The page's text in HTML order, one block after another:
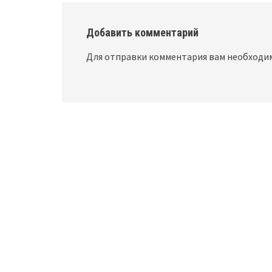
Добавить комментарий
Для отправки комментария вам